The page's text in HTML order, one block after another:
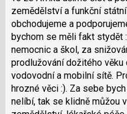
názor
zemědělství a funkční
obchodujeme a
bychom se měli fakt stydět
nemocnic a škol, za
prodlužování dožitého
vodovodní a mobilní sítě.
hrozné věci :). Za sebe
nelíbí, tak se klidně můžou